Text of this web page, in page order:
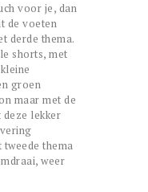
voor je, dan
de voeten
derde thema.
shorts, met
groen
maar met de
lekker
thema
weer